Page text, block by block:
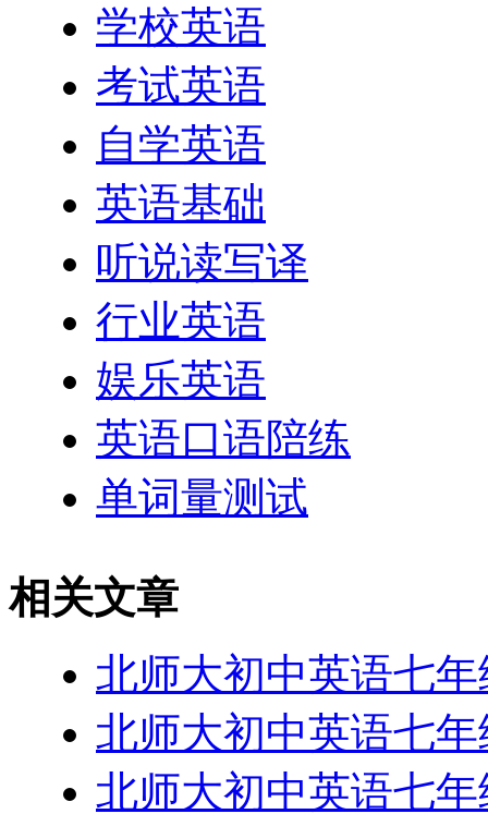
学校英语
考试英语
自学英语
英语基础
听说读写译
行业英语
娱乐英语
英语口语陪练
单词量测试
相关文章
北师大初中英语七
北师大初中英语七
北师大初中英语七